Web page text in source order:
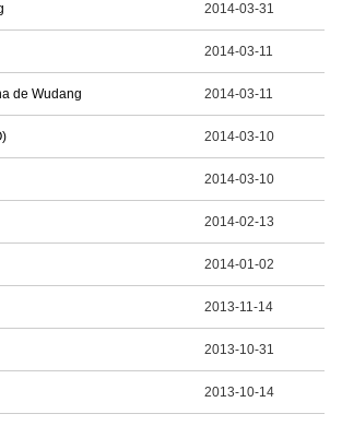
2014-03-31
2014-03-11
de Wudang 2014-03-11
2014-03-10
2014-03-10
2014-02-13
2014-01-02
2013-11-14
2013-10-31
2013-10-14